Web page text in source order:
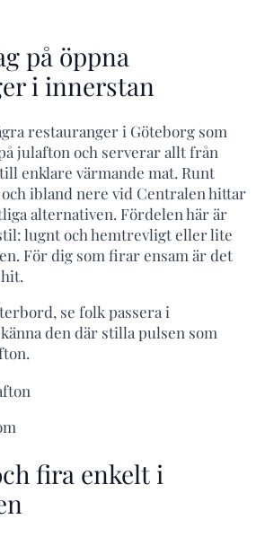
på öppna
i innerstan
restauranger i Göteborg som
julafton och serverar allt från
till enklare värmande mat. Runt
ibland nere vid Centralen hittar
alternativen. Fördelen här är
lugnt och hemtrevligt eller lite
För dig som firar ensam är det
se folk passera i
den där stilla pulsen som
fira enkelt i